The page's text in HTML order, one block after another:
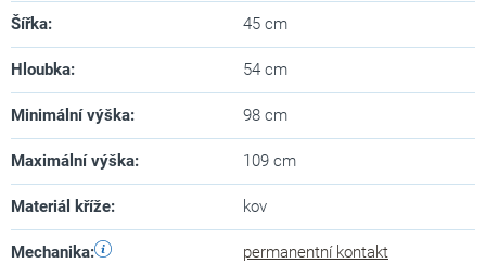
Šířka: 45 cm
Hloubka: 54 cm
Minimální výška: 98 cm
Maximální výška: 109 cm
Materiál kříže: kov
Mechanika: permanentní kontakt